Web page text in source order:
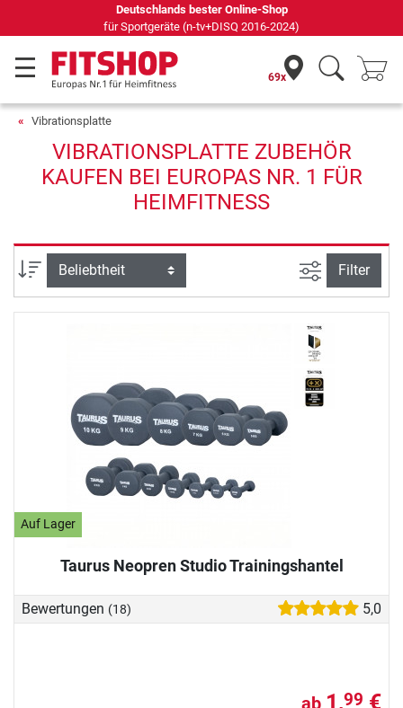
Deutschlands bester Online-Shop
für Sportgeräte (n-tv+DISQ 2016-2024)
69x
Vibrationsplatte
VIBRATIONSPLATTE ZUBEHÖR
KAUFEN BEI EUROPAS NR. 1 FÜR
HEIMFITNESS
Sortierung Ansicht
Filter
Auf Lager
Taurus Neopren Studio Trainingshantel
Bewertungen (18) 5,0
1,99 €